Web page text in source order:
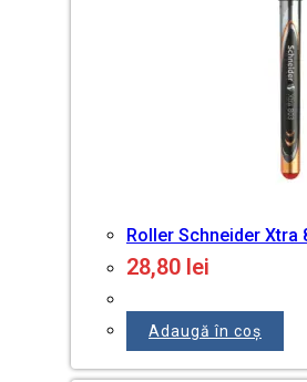
Roller Schneider Xtra
28,80 lei
Adaugă în coș